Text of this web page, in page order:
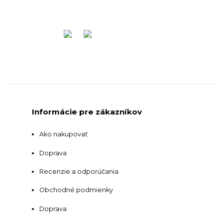
Informácie pre zákazníkov
Ako nakupovať
Doprava
Recenzie a odporúčania
Obchodné podmienky
Doprava